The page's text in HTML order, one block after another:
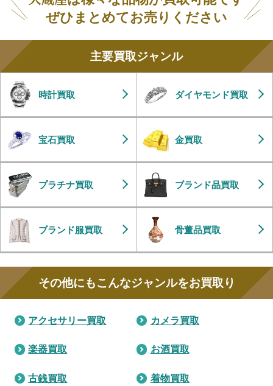
ぜひまとめてお売りください
主要買取ジャンル
時計買取 ダイヤモンド買取
宝石買取 金買取
プラチナ買取 ブランド品買取
ブランド服買取 骨董品買取
その他にもこんなジャンルをお買取り
アクセサリー買取 カメラ買取
楽器買取 お酒買取
古銭買取 着物買取